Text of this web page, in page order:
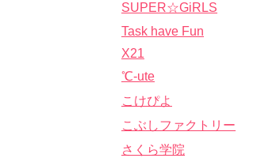
SUPER☆GiRLS
Task have Fun
X21
℃-ute
こけぴよ
こぶしファクトリー
さくら学院